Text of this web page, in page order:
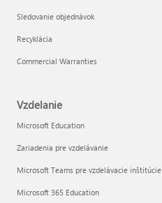
Sledovanie objednávok
Recyklácia
Commercial Warranties
Vzdelanie
Microsoft Education
Zariadenia pre vzdelávanie
Microsoft Teams pre vzdelávacie inštitúcie
Microsoft 365 Education